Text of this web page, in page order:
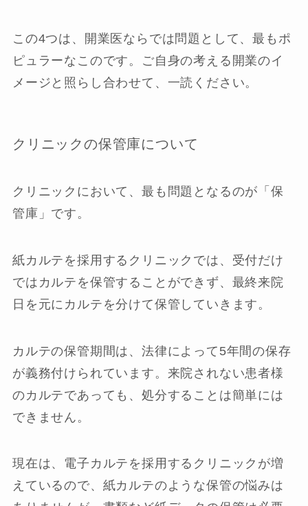
この4つは、開業医ならでは問題として、最もポ
ピュラーなこのです。ご自身の考える開業のイ
メージと照らし合わせて、一読ください。
クリニックの保管庫について
クリニックにおいて、最も問題となるのが「保
管庫」です。
紙カルテを採用するクリニックでは、受付だけ
ではカルテを保管することができず、最終来院
日を元にカルテを分けて保管していきます。
カルテの保管期間は、法律によって5年間の保存
が義務付けられています。来院されない患者様
のカルテであっても、処分することは簡単には
できません。
現在は、電子カルテを採用するクリニックが増
えているので、紙カルテのような保管の悩みは